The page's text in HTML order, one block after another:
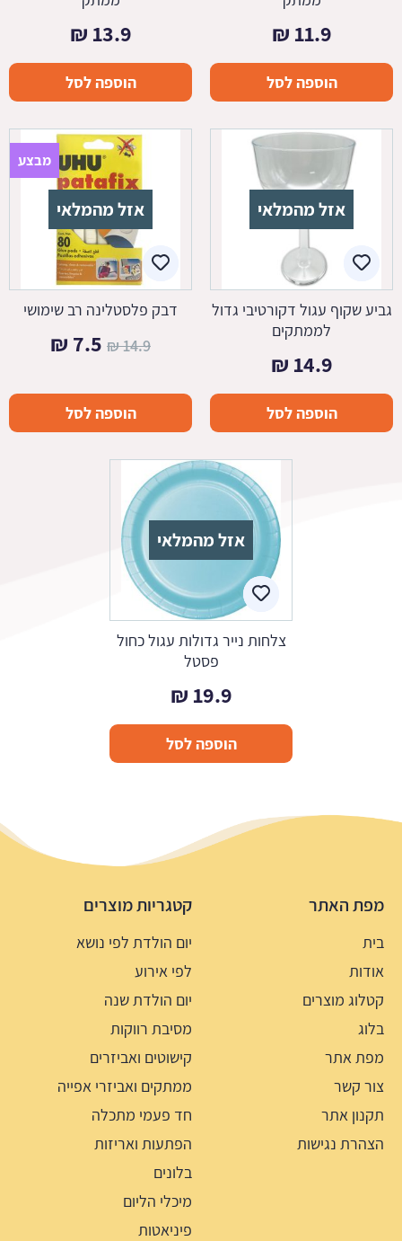
11.9
₪
הוספה לסל
13.9
₪
הוספה לסל
אזל מהמלאי
גביע שקוף עגול דקורטיבי גדול
לממתקים
14.9
₪
הוספה לסל
אזל מהמלאי
מבצע
דבק פלסטלינה רב שימושי
14.9
₪ המחיר
היה:
14.9 ₪.
7.5
₪
הוא:
7.5 ₪.
הוספה לסל
אזל מהמלאי
צלחות נייר גדולות עגול כחול
פסטל
19.9
₪
הוספה לסל
מפת האתר
בית
אודות
קטלוג מוצרים
בלוג
מפת אתר
צור קשר
תקנון אתר
הצהרת נגישות
קטגריות מוצרים
יום הולדת לפי נושא
לפי אירוע
יום הולדת שנה
מסיבת רווקות
קישוטים ואביזרים
ממתקים ואביזרי אפייה
חד פעמי מתכלה
הפתעות ואריזות
בלונים
מיכלי הליום
פיניאטות